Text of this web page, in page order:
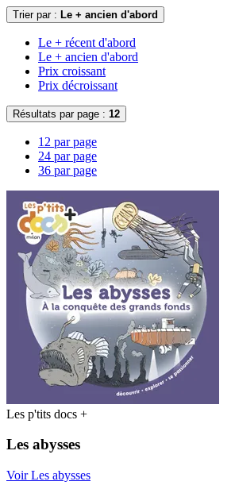
Trier par : Le + ancien d'abord
Le + récent d'abord
Le + ancien d'abord
Prix croissant
Prix décroissant
Résultats par page : 12
12 par page
24 par page
36 par page
Les p'tits docs +
Les abysses
Voir Les abysses